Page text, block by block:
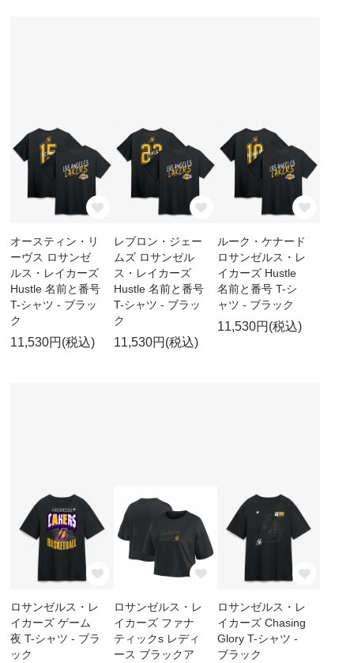
オースティン・リ
ーヴス ロサンゼ
ルス・レイカーズ
Hustle 名前と番号
T-シャツ - ブラッ
ク
11,530円(税込)
レブロン・ジェー
ムズ ロサンゼル
ス・レイカーズ
Hustle 名前と番号
T-シャツ - ブラッ
ク
11,530円(税込)
ルーク・ケナード
ロサンゼルス・レ
イカーズ Hustle
名前と番号 T-シ
ャツ - ブラック
11,530円(税込)
ロサンゼルス・レ
イカーズ ゲーム
夜 T-シャツ - ブラ
ック
ロサンゼルス・レ
イカーズ ファナ
ティックs レディ
ース ブラックア
ロサンゼルス・レ
イカーズ Chasing
Glory T-シャツ -
ブラック